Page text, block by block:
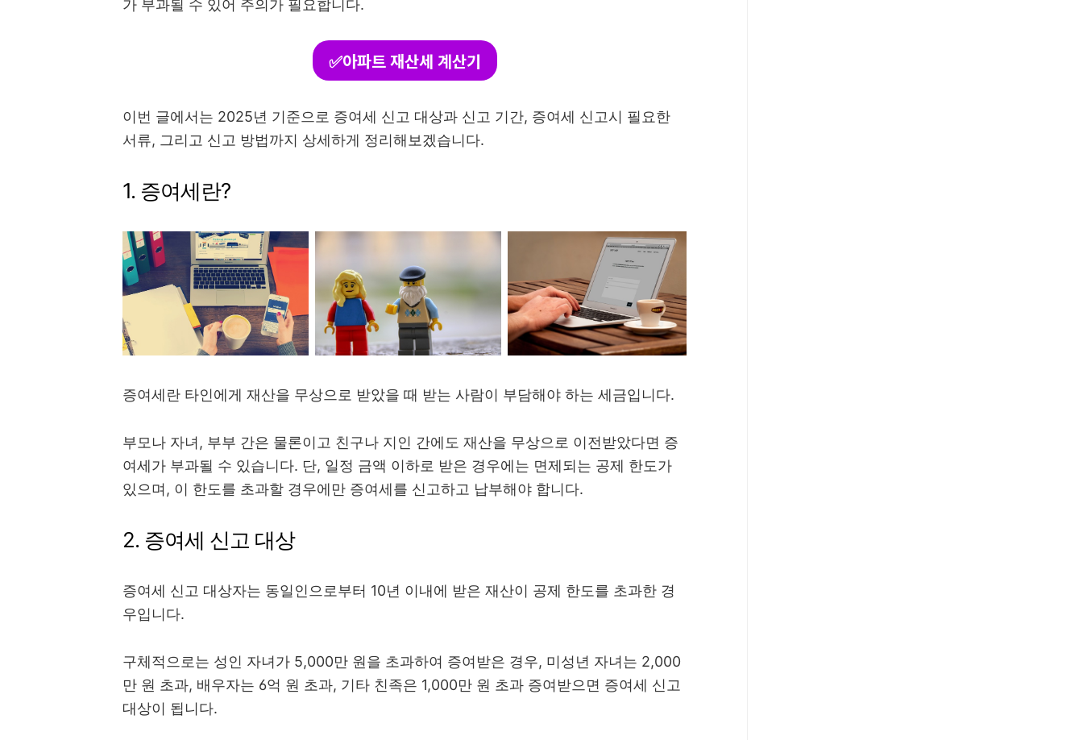
가 부과될 수 있어 주의가 필요합니다.
✅아파트 재산세 계산기
이번 글에서는 2025년 기준으로 증여세 신고 대상과 신고 기간, 증여세 신고시 필요한
서류, 그리고 신고 방법까지 상세하게 정리해보겠습니다.
1. 증여세란?
증여세란 타인에게 재산을 무상으로 받았을 때 받는 사람이 부담해야 하는 세금입니다.
부모나 자녀, 부부 간은 물론이고 친구나 지인 간에도 재산을 무상으로 이전받았다면 증
여세가 부과될 수 있습니다. 단, 일정 금액 이하로 받은 경우에는 면제되는 공제 한도가
있으며, 이 한도를 초과할 경우에만 증여세를 신고하고 납부해야 합니다.
2. 증여세 신고 대상
증여세 신고 대상자는 동일인으로부터 10년 이내에 받은 재산이 공제 한도를 초과한 경
우입니다.
구체적으로는 성인 자녀가 5,000만 원을 초과하여 증여받은 경우, 미성년 자녀는 2,000
만 원 초과, 배우자는 6억 원 초과, 기타 친족은 1,000만 원 초과 증여받으면 증여세 신고
대상이 됩니다.